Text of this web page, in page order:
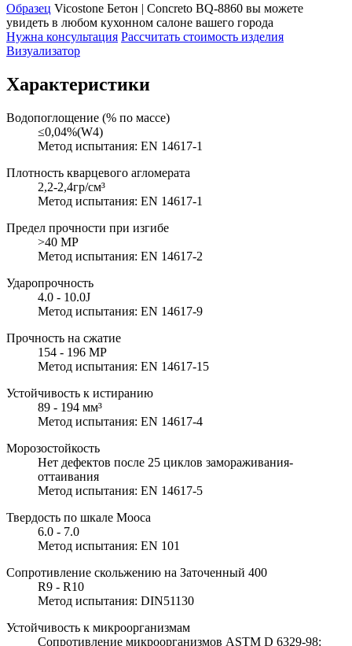
Образец Vicostone Бетон | Concreto BQ-8860 вы можете
увидеть в любом кухонном салоне вашего города
Нужна консультация Рассчитать стоимость изделия
Визуализатор
Характеристики
Водопоглощение (% по массе)
≤0,04%(W4)
Метод испытания: EN 14617-1
Плотность кварцевого агломерата
2,2-2,4гр/см³
Метод испытания: EN 14617-1
Предел прочности при изгибе
>40 MP
Метод испытания: EN 14617-2
Ударопрочность
4.0 - 10.0J
Метод испытания: EN 14617-9
Прочность на сжатие
154 - 196 MP
Метод испытания: EN 14617-15
Устойчивость к истиранию
89 - 194 мм³
Метод испытания: EN 14617-4
Морозостойкость
Нет дефектов после 25 циклов замораживания-
оттаивания
Метод испытания: EN 14617-5
Твердость по шкале Мооса
6.0 - 7.0
Метод испытания: EN 101
Сопротивление скольжению на Заточенный 400
R9 - R10
Метод испытания: DIN51130
Устойчивость к микроорганизмам
Сопротивление микроорганизмов ASTM D 6329-98: